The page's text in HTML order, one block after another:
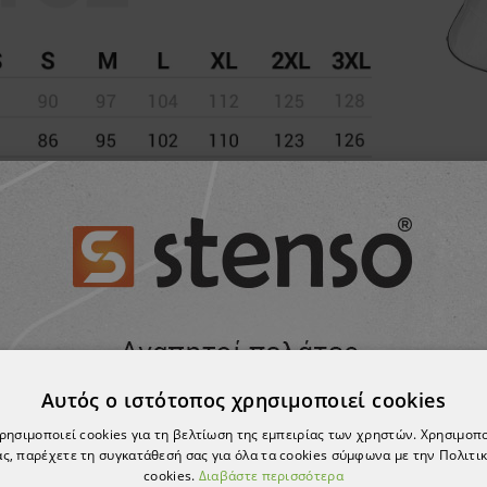
Αυτός ο ιστότοπος χρησιμοποιεί cookies
cookies για τη βελτίωση της εμπειρίας των χρηστών.
παρέχετε τη συγκατάθεσή σας για όλα τα cookies σύμφωνα με την
cookies. Διαβάστε περισσότερα